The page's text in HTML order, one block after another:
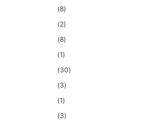
(8)
(2)
(8)
(1)
(30)
(3)
(1)
(3)